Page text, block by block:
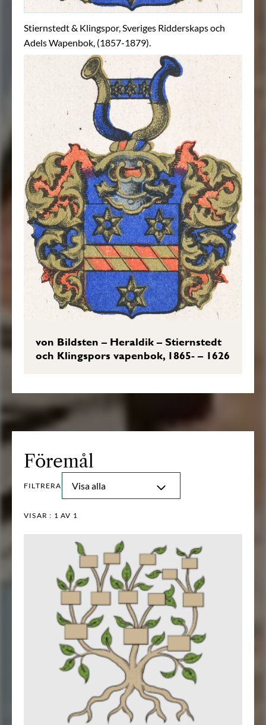
Stiernstedt & Klingspor, Sveriges Ridderskaps och
Adels Wapenbok, (1857-1879).
von Bildsten – Heraldik – Stiernstedt
och Klingspors vapenbok, 1865- – 1626
Föremål
FILTRERA Visa alla
VISAR : 1 AV 1